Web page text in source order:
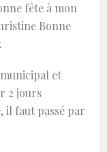
fête à mon
Bonne
et
2 jours
il faut passé par